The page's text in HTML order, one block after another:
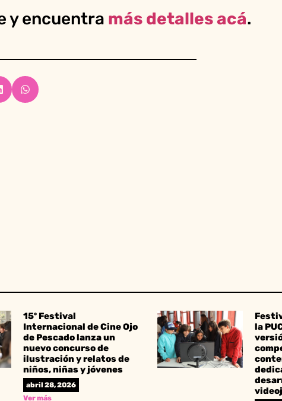
y encuentra más detalles acá.
15º Festival
Internacional de Cine Ojo
de Pescado lanza un
nuevo concurso de
ilustración y relatos de
niños, niñas y jóvenes
abril 28, 2026
Ver más
la